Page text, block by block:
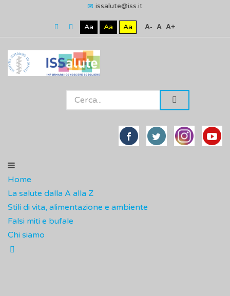
issalute@iss.it
Aa Aa Aa A- A A+
Home
La salute dalla A alla Z
Stili di vita, alimentazione e ambiente
Falsi miti e bufale
Chi siamo